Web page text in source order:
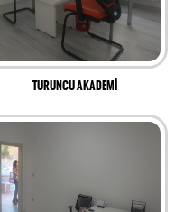
TURUNCU AKADEMİ